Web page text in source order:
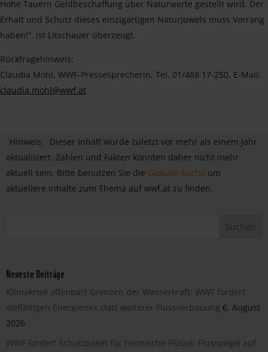
Hohe Tauern Geldbeschaffung über Naturwerte gestellt wird. Der
Erhalt und Schutz dieses einzigartigen Naturjuwels muss Vorrang
haben!“, ist Litschauer überzeugt.
Rückfragehinweis:
Claudia Mohl, WWF-Pressesprecherin, Tel. 01/488 17-250, E-Mail:
claudia.mohl@wwf.at
Hinweis:
Dieser Inhalt wurde zuletzt vor mehr als einem Jahr
aktualisiert. Zahlen und Fakten könnten daher nicht mehr
aktuell sein. Bitte benutzen Sie die Globale Suche um
aktuellere Inhalte zum Thema auf wwf.at zu finden.
Neueste Beiträge
Klimakrise offenbart Grenzen der Wasserkraft: WWF fordert
vielfältigen Energiemix statt weiterer Flussverbauung 6. August
2026
WWF fordert Schutzpaket für heimische Flüsse: Flusspegel auf